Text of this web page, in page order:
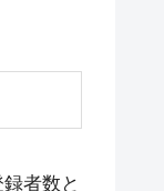
者数と